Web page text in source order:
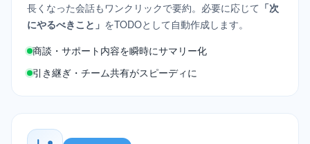
長くなった会話もワンクリックで要約。必要に応じて 「次
にやるべきこと」 をTODOとして自動作成します。
商談・サポート内容を瞬時にサマリー化
引き継ぎ・チーム共有がスピーディに